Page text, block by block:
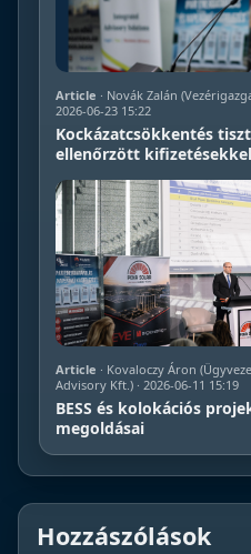
Article · Novák Zalán
2026-06-23 15:22
Kockázatcsökkentés
ellenőrzött
Article · Kovaloczy Áron
Advisory Kft.) · 2026-06-11 15:19
BESS és kolokációs
megoldásai
Hozzászólások